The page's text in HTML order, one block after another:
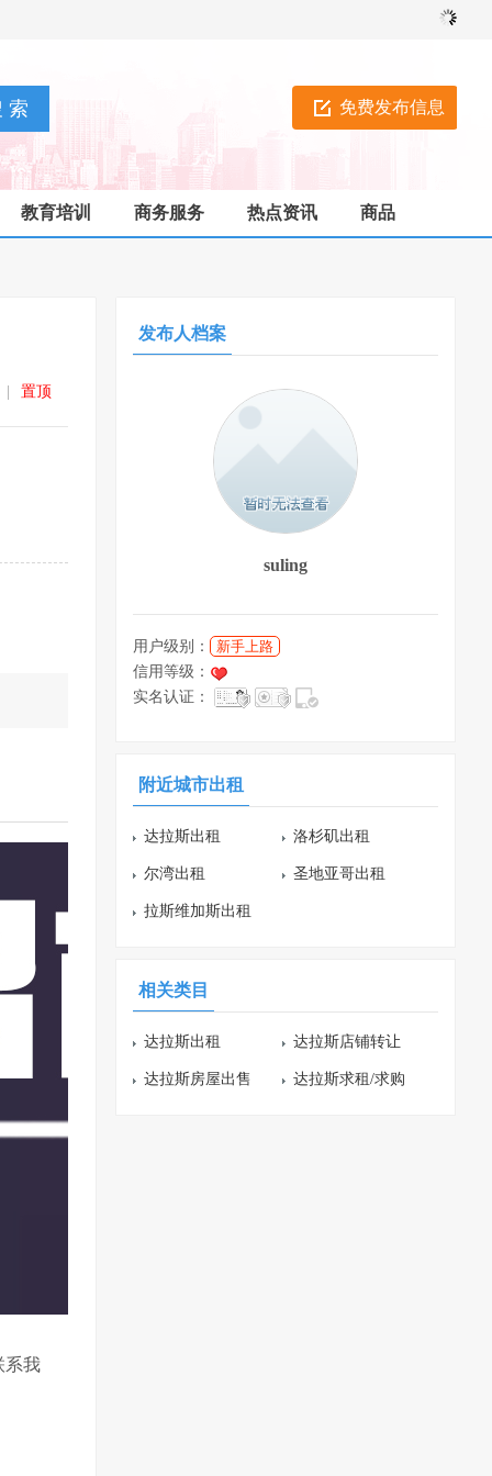
免费发布信息
教育培训 商务服务 热点资讯 商品
置顶
系我
发布人档案
suling
用户级别：
新手上路
信用等级：
实名认证：
附近城市出租
达拉斯出租 洛杉矶出租
尔湾出租 圣地亚哥出租
拉斯维加斯出租
相关类目
达拉斯出租 达拉斯店铺转让
达拉斯房屋出售 达拉斯求租/求购